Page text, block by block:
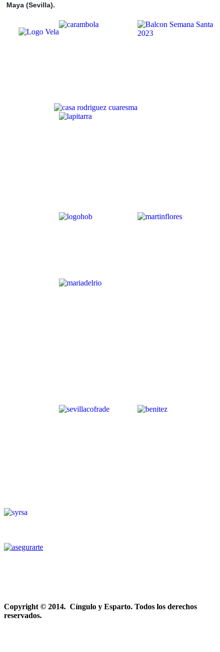
Maya (Sevilla).
Copyright © 2014. Cíngulo y Esparto. Todos los derechos
reservados.